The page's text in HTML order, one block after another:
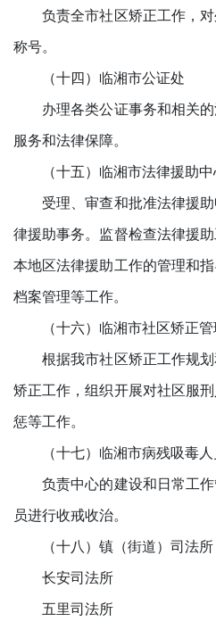
负责全市社区矫正工作，对
称号。
（十四）临湘市公证处
办理各类公证事务和相关的
服务和法律保障。
（十五）临湘市法律援助中
受理、审查和批准法律援助
律援助事务。监督检查法律援
本地区法律援助工作的管理和
档案管理等工作。
（十六）临湘市社区矫正管
根据我市社区矫正工作规划
矫正工作，组织开展对社区服
惩等工作。
（十七）临湘市病残吸毒人
负责中心的建设和日常工作
员进行收戒收治。
（十八）镇（街道）司法所
长安司法所
五里司法所